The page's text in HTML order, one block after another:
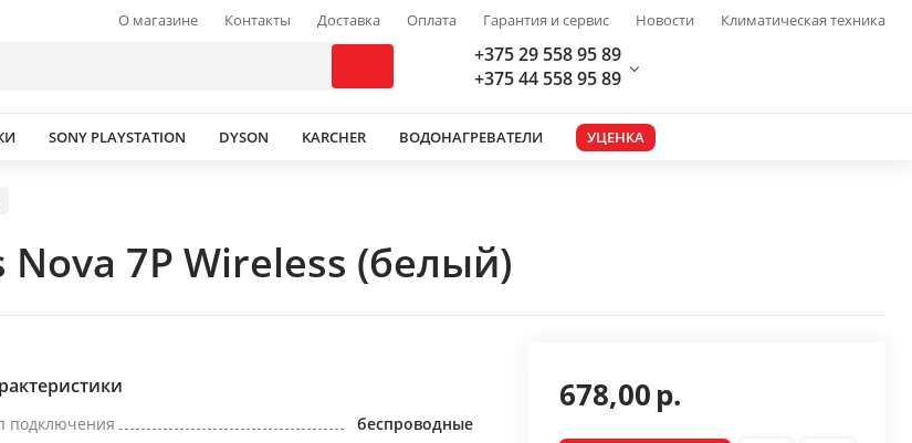
О магазине Контакты Доставка Оплата Гарантия и сервис Новости Климатическая техника
+375 29 558 95 89
+375 44 558 95 89
SONY PLAYSTATION DYSON KARCHER ВОДОНАГРЕВАТЕЛИ УЦЕНКА
7P Wireless (белый)
подключения
беспроводные
678,00р.